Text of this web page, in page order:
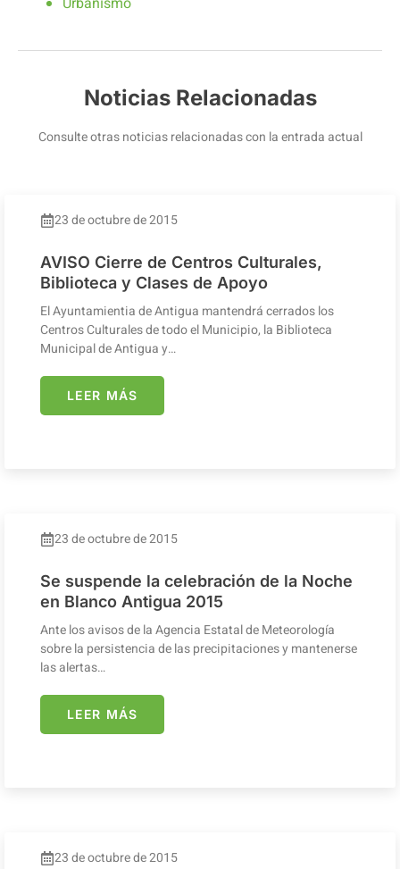
Noticias Relacionadas
Consulte otras noticias relacionadas con la entrada actual
23 de octubre de 2015
AVISO Cierre de Centros Culturales,
Biblioteca y Clases de Apoyo
El Ayuntamientia de Antigua mantendrá cerrados los
Centros Culturales de todo el Municipio, la Biblioteca
Municipal de Antigua y…
LEER MÁS
23 de octubre de 2015
Se suspende la celebración de la Noche
en Blanco Antigua 2015
Ante los avisos de la Agencia Estatal de Meteorología
sobre la persistencia de las precipitaciones y mantenerse
las alertas…
LEER MÁS
23 de octubre de 2015